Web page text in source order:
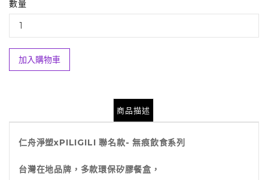
數量
加入購物車
商品描述
仁舟淨塑xPILIGILI 聯名款- 無痕飲食系列
台灣在地品牌，多款環保矽膠餐盒，